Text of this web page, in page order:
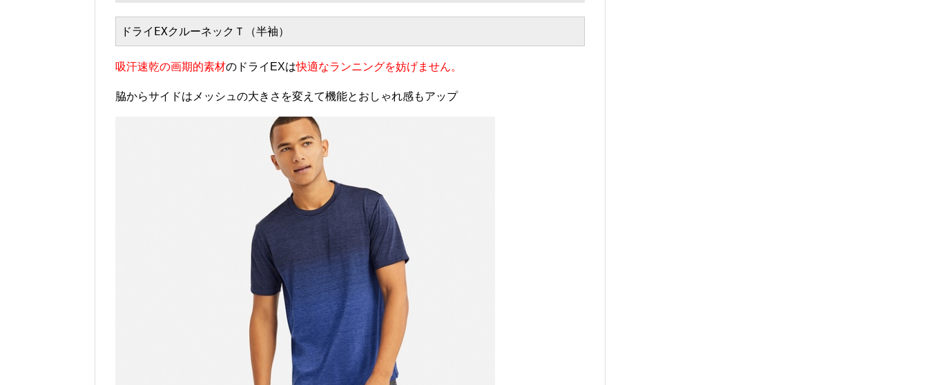
ドライEXクルーネックＴ（半袖）
吸汗速乾の画期的素材のドライEXは快適なランニングを妨げません。
脇からサイドはメッシュの大きさを変えて機能とおしゃれ感もアップ